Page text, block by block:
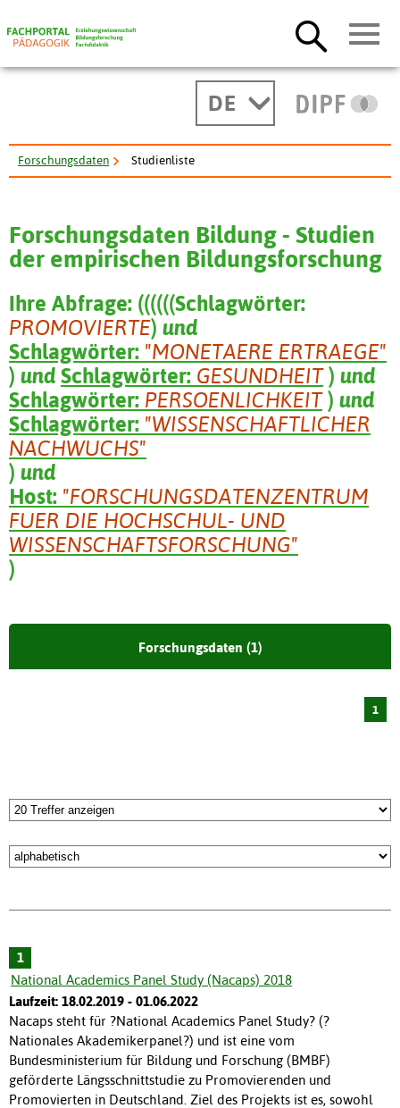
DE
Forschungsdaten Studienliste
Forschungsdaten Bildung - Studien
der empirischen Bildungsforschung
Ihre Abfrage: ((((((Schlagwörter:
PROMOVIERTE) und
Schlagwörter: "MONETAERE ERTRAEGE"
) und Schlagwörter: GESUNDHEIT ) und
Schlagwörter: PERSOENLICHKEIT ) und
Schlagwörter: "WISSENSCHAFTLICHER
NACHWUCHS"
) und
Host: "FORSCHUNGSDATENZENTRUM
FUER DIE HOCHSCHUL- UND
WISSENSCHAFTSFORSCHUNG"
)
Forschungsdaten (1)
1
1
National Academics Panel Study (Nacaps) 2018
Laufzeit: 18.02.2019 - 01.06.2022
Nacaps steht für ?National Academics Panel Study? (?
Nationales Akademikerpanel?) und ist eine vom
Bundesministerium für Bildung und Forschung (BMBF)
geförderte Längsschnittstudie zu Promovierenden und
Promovierten in Deutschland. Ziel des Projekts ist es, sowohl